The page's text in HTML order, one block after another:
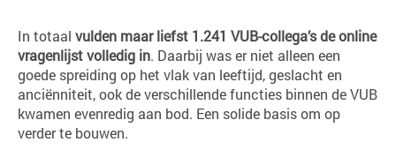
In totaal vulden maar liefst 1.241 VUB-collega’s de online
vragenlijst volledig in. Daarbij was er niet alleen een
goede spreiding op het vlak van leeftijd, geslacht en
anciënniteit, ook de verschillende functies binnen de VUB
kwamen evenredig aan bod. Een solide basis om op
verder te bouwen.